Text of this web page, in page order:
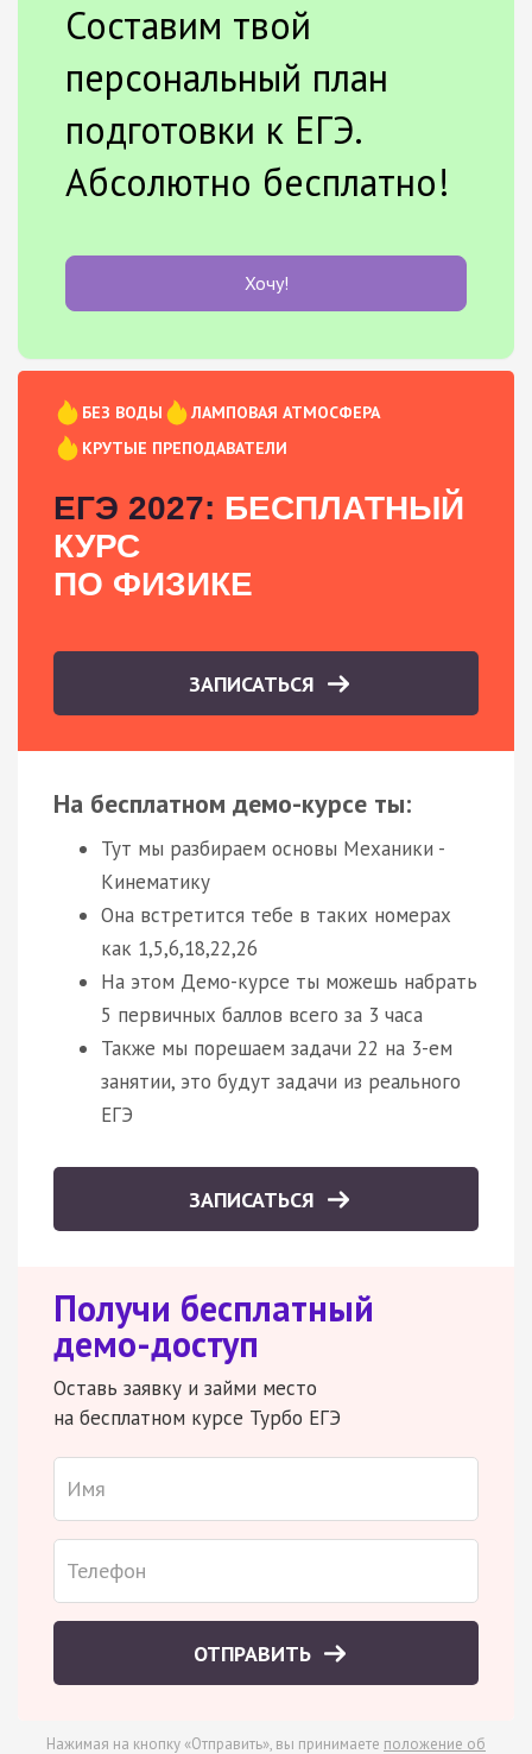
Составим твой
персональный план
подготовки к ЕГЭ.
Абсолютно бесплатно!
Хочу!
БЕЗ ВОДЫ
ЛАМПОВАЯ АТМОСФЕРА
КРУТЫЕ ПРЕПОДАВАТЕЛИ
ЕГЭ 2027: БЕСПЛАТНЫЙ
КУРС
ПО ФИЗИКЕ
ЗАПИСАТЬСЯ
На бесплатном демо-курсе ты:
Тут мы разбираем основы Механики -
Кинематику
Она встретится тебе в таких номерах
как 1,5,6,18,22,26
На этом Демо-курсе ты можешь набрать
5 первичных баллов всего за 3 часа
Также мы порешаем задачи 22 на 3-ем
занятии, это будут задачи из реального
ЕГЭ
ЗАПИСАТЬСЯ
Получи бесплатный
демо-доступ
Оставь заявку и займи место
на бесплатном курсе Турбо ЕГЭ
ОТПРАВИТЬ
Нажимая на кнопку «Отправить», вы принимаете положение об